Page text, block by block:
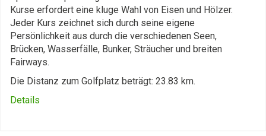
Kurse erfordert eine kluge Wahl von Eisen und Hölzer.
Jeder Kurs zeichnet sich durch seine eigene
Persönlichkeit aus durch die verschiedenen Seen,
Brücken, Wasserfälle, Bunker, Sträucher und breiten
Fairways.
Die Distanz zum Golfplatz beträgt: 23.83 km.
Details